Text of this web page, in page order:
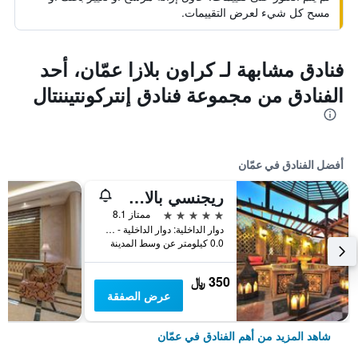
مسح كل شيء لعرض التقييمات.
فنادق مشابهة لـ كراون بلازا عمّان، أحد
الفنادق من مجموعة فنادق إنتركونتيننتال
أفضل الفنادق في عمّان
ريجنسي بالاس عمان
5 نجوم
ممتاز 8.1
دوار الداخلية: دوار الداخلية - شارع الملكة علياء باتجاه دوار المدينة الرياضي, عمّان, الأردن
0.0 كيلومتر عن وسط المدينة
350 ﷼
عرض الصفقة
شاهد المزيد من أهم الفنادق في عمّان